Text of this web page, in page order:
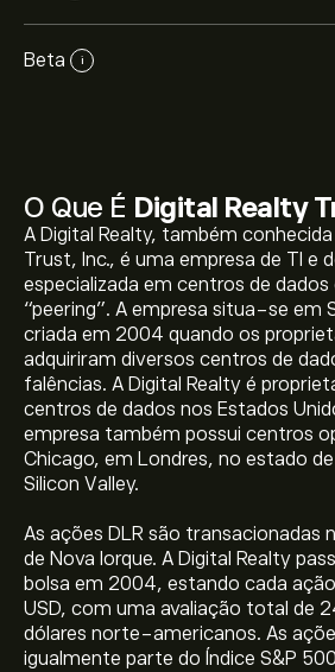
Beta i
O Que É Digital Realty
A Digital Realty, também
Trust, Inc., é uma empresa de TI e
especializada em centros de
“peering”. A empresa situa-se em
criada em 2004 quando os
adquiriram diversos centros de
falências. A Digital Realty é
centros de dados nos Estados
empresa também possui centros
Chicago, em Londres, no estado
Silicon Valley.
As ações DLR são transacionadas
de Nova Iorque. A Digital Realty
bolsa em 2004, estando cada
USD, com uma avaliação total de
dólares norte-americanos. As
igualmente parte do Índice S&P